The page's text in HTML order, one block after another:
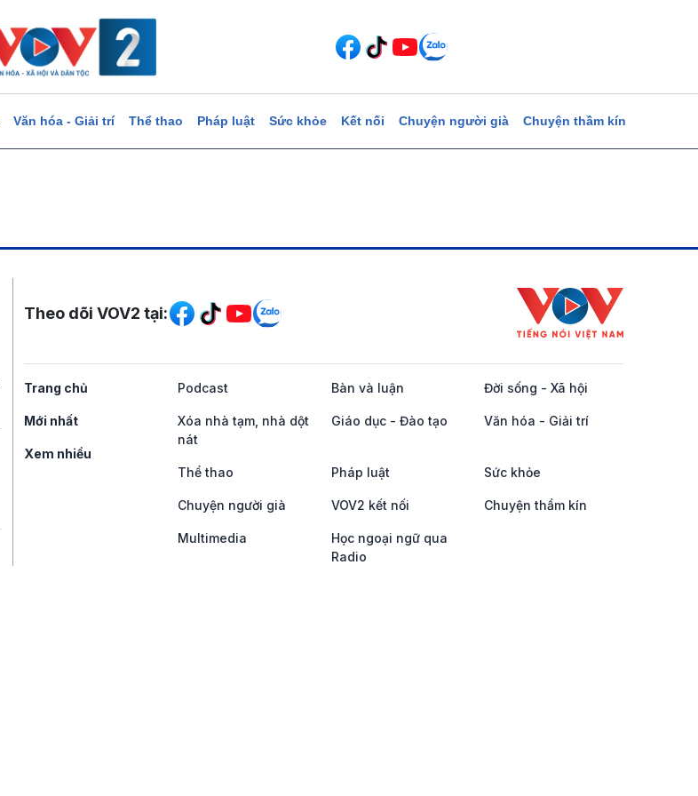
Văn hóa - Giải trí Thể thao Pháp luật Sức khỏe Kết nối Chuyện người già Chuyện thầm kín
Mạng xã hội
Theo dõi VOV2 tại:
Trang chủ
Mới nhất
Xem nhiều
Podcast Bàn và luận Đời sống - Xã hội
Xóa nhà tạm, nhà dột
nát
Giáo dục - Đào tạo Văn hóa - Giải trí
Thể thao Pháp luật Sức khỏe
Chuyện người già VOV2 kết nối Chuyện thầm kín
Multimedia
Học ngoại ngữ qua
Radio